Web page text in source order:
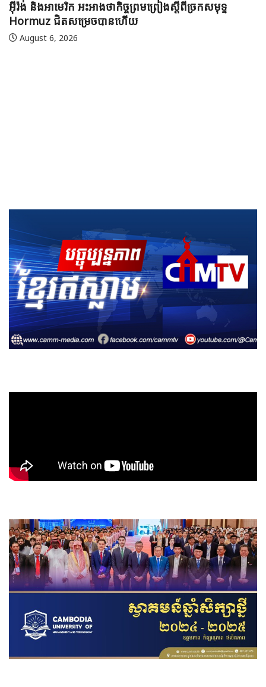
អារ៉ាប៊ីសាអូឌីត
August 7, 2026